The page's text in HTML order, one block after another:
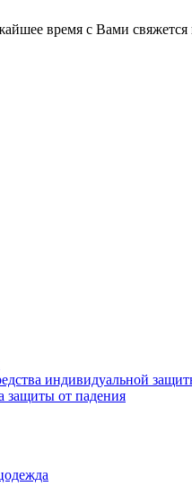
время с Вами свяжется
индивидуальной
защиты от падения